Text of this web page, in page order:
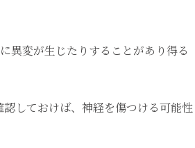
異変が生じたりすることがあり得る
しておけば、神経を傷つける可能性